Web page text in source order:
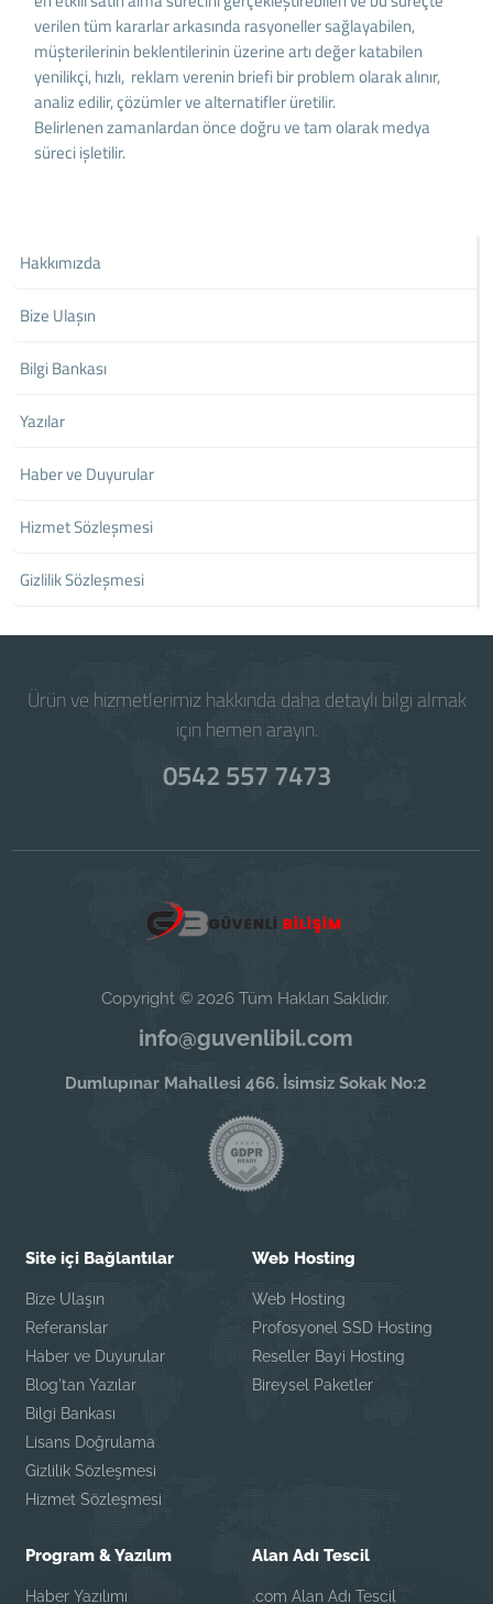
verilen tüm kararlar arkasında rasyoneller sağlayabilen,
müşterilerinin beklentilerinin üzerine artı değer katabilen
yenilikçi, hızlı, reklam verenin briefi bir problem olarak alınır,
analiz edilir, çözümler ve alternatifler üretilir.
Belirlenen zamanlardan önce doğru ve tam olarak medya
süreci işletilir.
Hakkımızda
Bize Ulaşın
Bilgi Bankası
Yazılar
Haber ve Duyurular
Hizmet Sözleşmesi
Gizlilik Sözleşmesi
Ürün ve hizmetlerimiz hakkında daha detaylı bilgi almak
için hemen arayın.
0542 557 7473
Copyright © 2026 Tüm Hakları Saklıdır.
info@guvenlibil.com
Dumlupınar Mahallesi 466. İsimsiz Sokak No:2
Site içi Bağlantılar
Bize Ulaşın
Referanslar
Haber ve Duyurular
Blog'tan Yazılar
Bilgi Bankası
Lisans Doğrulama
Gizlilik Sözleşmesi
Hizmet Sözleşmesi
Web Hosting
Web Hosting
Profosyonel SSD Hosting
Reseller Bayi Hosting
Bireysel Paketler
Program & Yazılım
Haber Yazılımı
Alan Adı Tescil
.com Alan Adı Tescil